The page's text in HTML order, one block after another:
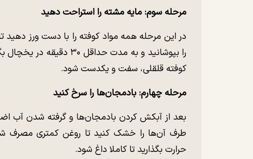
مرحله سوم: مایه مشته را استراحت دهید
در این مرحله همه مواد کوفته را با دست ورز
را بپوشانید و به مدت
کوفته قلقلی، سفت و یکدست شود.
مرحله چهارم: بادمجان‌ها را سرخ کنید
بعد از آبکش کردن بادمجان‌ها و گرفته شدن آب
طرف آن‌ها را خشک کنید تا روغن کمتری مصرف
حرارت بگذارید تا کاملا داغ شود.